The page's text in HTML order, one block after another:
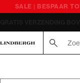
SALE | BESPAAR